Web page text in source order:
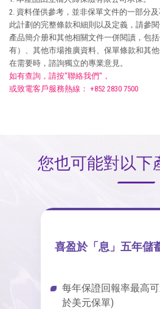
2. 資料僅供參考，並非保單文件的一部分
此計劃的完整條款和細則以及定義，請參
產品簡介册和其他相關文件一併閱讀，包
有）、其他市場推廣資料、保單條款和其
在需要時，諮詢獨立的專業意見。
如有查詢，請按"聯絡我們"，
或致電客戶服務熱線： +852 2830 7500
您也可能對以下
喜盈於「息」五年儲
每年保證回報率最高可
於美元保單)